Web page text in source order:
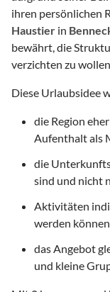
ihren persönlichen
Haustier in
bewährt, die
verzichten zu
Diese Urlaubsidee
die Region
Aufenthalt als
die
sind und nicht
Aktivitäten
werden können
das Angebot
und kleine